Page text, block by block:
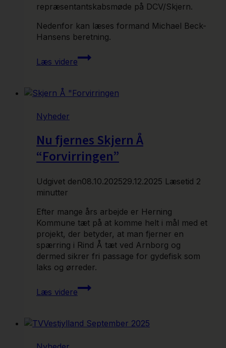
repræsentantskabsmøde på DCV/Skjern.
Nedenfor kan læses formand Michael Beck-
Hansens beretning.
Læs videre
Formandens
beretning
Nyheder
Nu fjernes Skjern Å
“Forvirringen”
Udgivet den08.10.202529.12.2025 Læsetid 2
minutter
Efter mange års arbejde er Herning
Kommune tæt på at komme helt i mål med et
projekt, der betyder, at man fjerner en
spærring i Rind Å tæt ved Arnborg og
dermed sikrer fri passage for gydefisk som
laks og ørreder.
Læs videre
Nu
fjernes
Å
“Forvirringen”